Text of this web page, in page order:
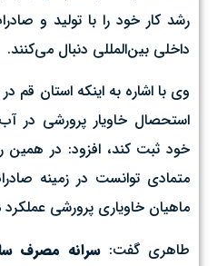
رشد کار خود را با تولید و
داخلی بین‌المللی دنبال می‌کنند.
استحصال خاویار پرورشی در
خود ثبت کند، افزود: در همین
متمادی توانست در زمینه
ماهیان خاویاری پرورشی
طاهری گفت: سرانه مصرف